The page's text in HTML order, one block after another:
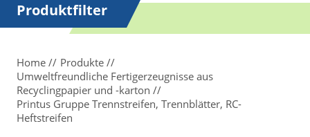
Produktfilter
Home
Produkte
Umweltfreundliche Fertigerzeugnisse aus
Recyclingpapier und -karton
Printus Gruppe Trennstreifen, Trennblätter, RC-
Heftstreifen